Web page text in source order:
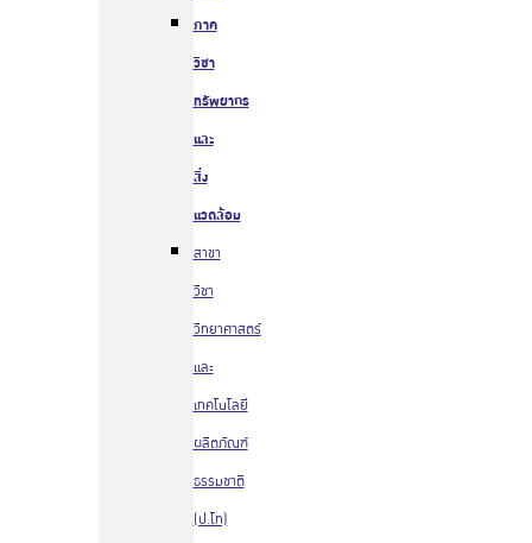
ภาค
วิชา
ทรัพยากร
และ
สิ่ง
แวดล้อม
สาขา
วิชา
วิทยาศาสตร์
และ
เทคโนโลยี
ผลิตภัณฑ์
ธรรมชาติ
(ป.โท)